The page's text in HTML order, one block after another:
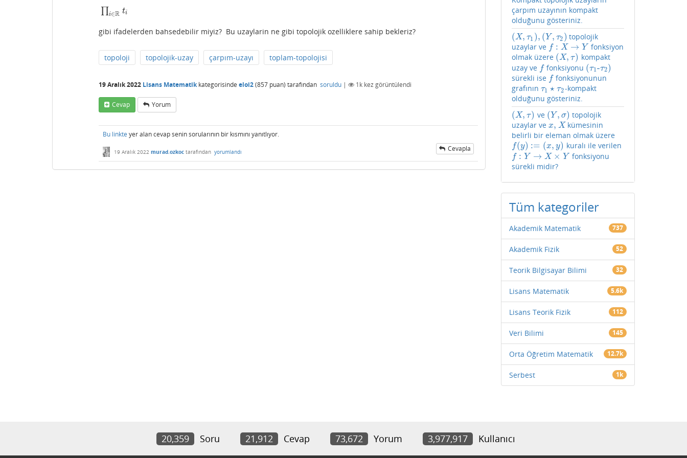
∏i∈R ti
∏ i∈Rt i
gibi ifadelerden bahsedebilir miyiz? Bu uzaylarin ne gibi topolojik ozelliklere sahip bekleriz?
topoloji topolojik-uzay çarpım-uzayı toplam-topolojisi
19 Aralık 2022 Lisans Matematikkategorisinde eloi2(857 puan) tarafından soruldu | 1k kez görüntülendi
Cevap Yorum
Bu linkte yer alan cevap senin sorularının bir kısmını yanıtlıyor.
19 Aralık 2022 murad.ozkoc tarafından yorumlandı Cevapla
çarpım uzayının kompakt
olduğunu gösteriniz.
(X, τ1 ), (Y, τ2 )
(X,τ1),( Y,τ 2)
topolojik
uzaylar ve f : X → Y
f:X→Y
fonksiyon
olmak üzere (X, τ)
(X,τ)
kompakt
uzay ve f
f fonksiyonu (τ1-τ2)
(τ1-τ2)
sürekli ise f
f fonksiyonunun
grafının τ1 ⋆ τ2
τ1 ⋆τ 2 -kompakt
olduğunu gösteriniz.
(X, τ)
(X,τ) ve (Y, σ)
(Y,σ)
topolojik
uzaylar ve x,
x, X
X kümesinin
belirli bir eleman olmak üzere
f(y) := (x, y)
f(y):= x,y) kuralı ile verilen
f : Y → X × Y
f:Y→X ×Y
fonksiyonu
sürekli midir?
Tüm kategoriler
Akademik Matematik 737
Akademik Fizik 52
Teorik Bilgisayar Bilimi 32
Lisans Matematik 5.6k
Lisans Teorik Fizik 112
Veri Bilimi 145
Orta Öğretim Matematik 12.7k
Serbest 1k
20,359 Soru 21,912 Cevap 73,672 Yorum 3,977,917 Kullanıcı